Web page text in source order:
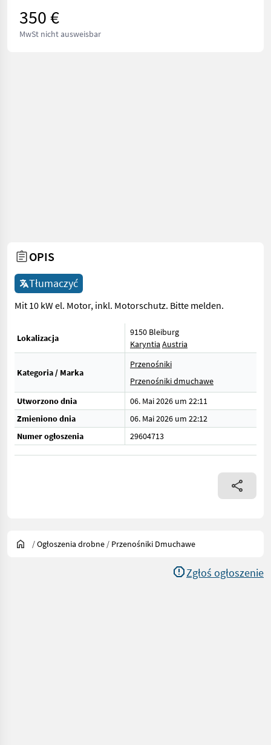
350 €
MwSt nicht ausweisbar
OPIS
Tłumaczyć
Mit 10 kW el. Motor, inkl. Motorschutz. Bitte melden.
Lokalizacja
9150 Bleiburg
Karyntia Austria
Kategoria / Marka
Przenośniki
Przenośniki dmuchawe
Utworzono dnia
06. Mai 2026 um 22:11
Zmieniono dnia
06. Mai 2026 um 22:12
Numer ogłoszenia
29604713
/Ogłoszenia drobne / Przenośniki Dmuchawe
Zgłoś ogłoszenie